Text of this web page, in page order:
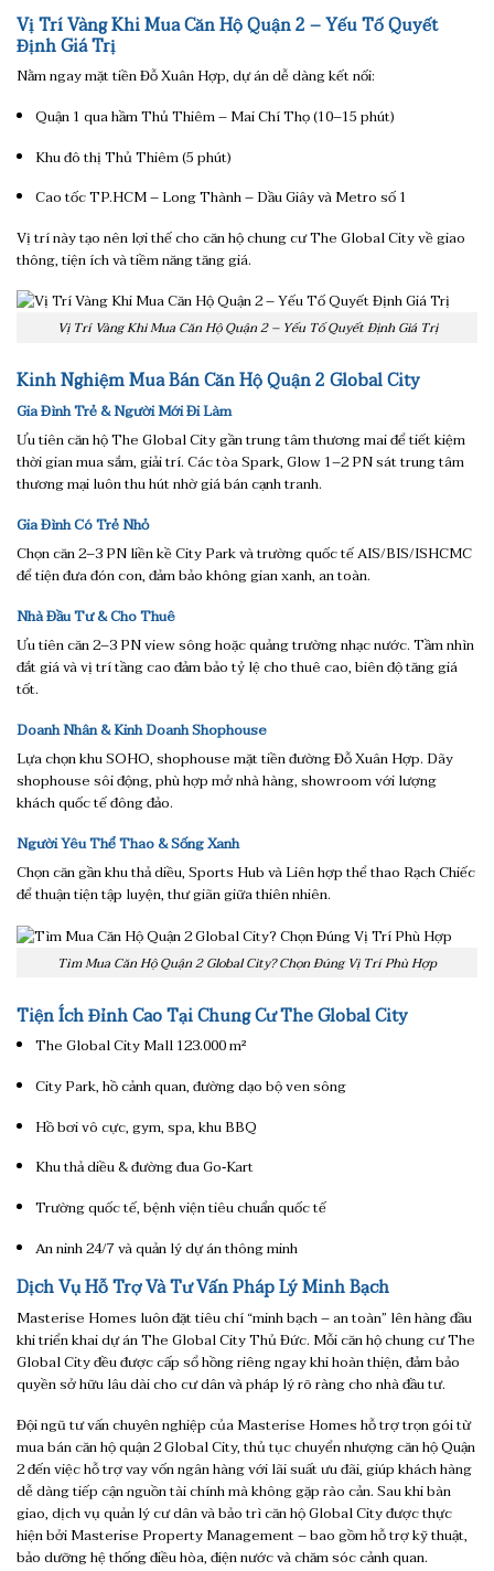
Vị Trí Vàng Khi Mua Căn Hộ Quận 2 – Yếu Tố Quyết
Định Giá Trị
Nằm ngay mặt tiền Đỗ Xuân Hợp, dự án dễ dàng kết nối:
Quận 1 qua hầm Thủ Thiêm – Mai Chí Thọ (10–15 phút)
Khu đô thị Thủ Thiêm (5 phút)
Cao tốc TP.HCM – Long Thành – Dầu Giây và Metro số 1
Vị trí này tạo nên lợi thế cho căn hộ chung cư The Global City về giao
thông, tiện ích và tiềm năng tăng giá.
Vị Trí Vàng Khi Mua Căn Hộ Quận 2 – Yếu Tố Quyết Định Giá Trị
Kinh Nghiệm Mua Bán Căn Hộ Quận 2 Global City
Gia Đình Trẻ & Người Mới Đi Làm
Ưu tiên căn hộ The Global City gần trung tâm thương mai để tiết kiệm
thời gian mua sắm, giải trí. Các tòa Spark, Glow 1–2 PN sát trung tâm
thương mại luôn thu hút nhờ giá bán cạnh tranh.
Gia Đình Có Trẻ Nhỏ
Chọn căn 2–3 PN liền kề City Park và trường quốc tế AIS/BIS/ISHCMC
để tiện đưa đón con, đảm bảo không gian xanh, an toàn.
Nhà Đầu Tư & Cho Thuê
Ưu tiên căn 2–3 PN view sông hoặc quảng trường nhạc nước. Tầm nhìn
đắt giá và vị trí tầng cao đảm bảo tỷ lệ cho thuê cao, biên độ tăng giá
tốt.
Doanh Nhân & Kinh Doanh Shophouse
Lựa chọn khu SOHO, shophouse mặt tiền đường Đỗ Xuân Hợp. Dãy
shophouse sôi động, phù hợp mở nhà hàng, showroom với lượng
khách quốc tế đông đảo.
Người Yêu Thể Thao & Sống Xanh
Chọn căn gần khu thả diều, Sports Hub và Liên hợp thể thao Rạch Chiếc
để thuận tiện tập luyện, thư giãn giữa thiên nhiên.
Tìm Mua Căn Hộ Quận 2 Global City? Chọn Đúng Vị Trí Phù Hợp
Tiện Ích Đỉnh Cao Tại Chung Cư The Global City
The Global City Mall 123.000 m²
City Park, hồ cảnh quan, đường dạo bộ ven sông
Hồ bơi vô cực, gym, spa, khu BBQ
Khu thả diều & đường đua Go‑Kart
Trường quốc tế, bệnh viện tiêu chuẩn quốc tế
An ninh 24/7 và quản lý dự án thông minh
Dịch Vụ Hỗ Trợ Và Tư Vấn Pháp Lý Minh Bạch
Masterise Homes luôn đặt tiêu chí “minh bạch – an toàn” lên hàng đầu
khi triển khai dự án The Global City Thủ Đức. Mỗi căn hộ chung cư The
Global City đều được cấp sổ hồng riêng ngay khi hoàn thiện, đảm bảo
quyền sở hữu lâu dài cho cư dân và pháp lý rõ ràng cho nhà đầu tư.
Đội ngũ tư vấn chuyên nghiệp của Masterise Homes hỗ trợ trọn gói từ
mua bán căn hộ quận 2 Global City, thủ tục chuyển nhượng căn hộ Quận
2 đến việc hỗ trợ vay vốn ngân hàng với lãi suất ưu đãi, giúp khách hàng
dễ dàng tiếp cận nguồn tài chính mà không gặp rào cản. Sau khi bàn
giao, dịch vụ quản lý cư dân và bảo trì căn hộ Global City được thực
hiện bởi Masterise Property Management – bao gồm hỗ trợ kỹ thuật,
bảo dưỡng hệ thống điều hòa, điện nước và chăm sóc cảnh quan.